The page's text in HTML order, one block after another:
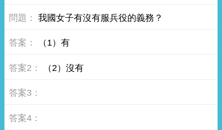
我國女子有沒有服兵役的義務？
（1）有
（2）沒有